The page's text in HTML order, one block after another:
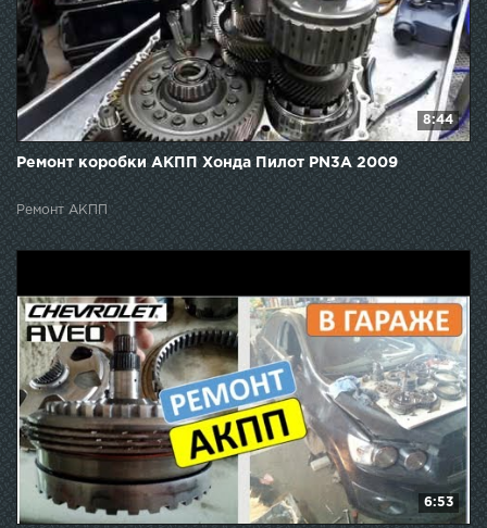
8:44
Ремонт коробки АКПП Хонда Пилот PN3A 2009
Ремонт АКПП
6:53